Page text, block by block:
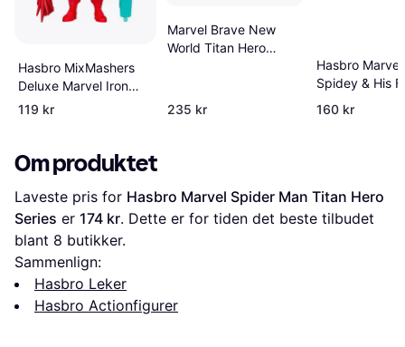
Hasbro MixMashers
Deluxe Marvel Iron
Man Figure 12 cm
119 kr
Marvel Brave New
World Titan Hero
235 kr
Hasbro
Spidey & His
Friends
160 kr
Om produktet
Laveste pris for Hasbro Marvel Spider Man Titan Hero
Series er 174 kr. Dette er for tiden det beste tilbudet
blant 8 butikker.
Sammenlign:
Hasbro Leker
Hasbro Actionfigurer